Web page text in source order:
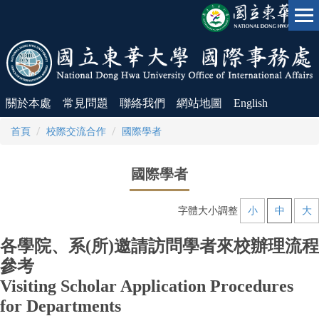
要
內
容
區
關於本處 常見問題 聯絡我們 網站地圖 English
首頁 校際交流合作 國際學者
國際學者
字體大小調整 小 中 大
各學院、系(所)邀請訪問學者來校辦理流程
參考
Visiting Scholar Application Procedures
for Departments